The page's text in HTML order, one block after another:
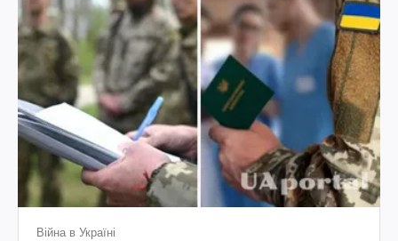
Війна в Україні